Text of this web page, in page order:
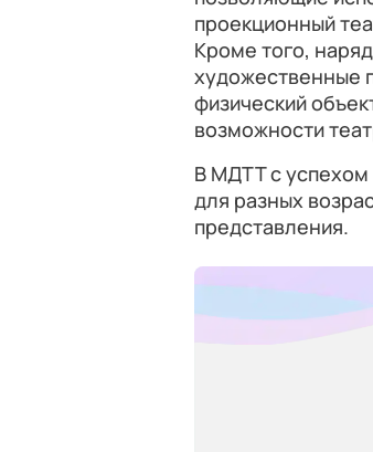
проекционный
Кроме того,
художественные
физический
возможности
В МДТТ с успехом
для разных
представления.